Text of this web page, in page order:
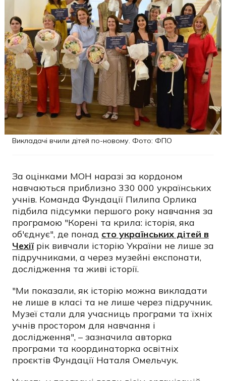
Викладачі вчили дітей по-новому. Фото: ФПО
За оцінками МОН наразі за кордоном
навчаються приблизно 330 000 українських
учнів. Команда Фундації Пилипа Орлика
підбила підсумки першого року навчання за
програмою "Корені та крила: історія, яка
об'єднує", де понад сто українських дітей в
Чехіїрік вивчали історію України не лише за
підручниками, а через музейні експонати,
дослідження та живі історії.
"Ми показали, як історію можна викладати
не лише в класі та не лише через підручник.
Музеї стали для учасниць програми та їхніх
учнів простором для навчання і
дослідження", – зазначила авторка
програми та координаторка освітніх
проєктів Фундації Наталя Омельчук.